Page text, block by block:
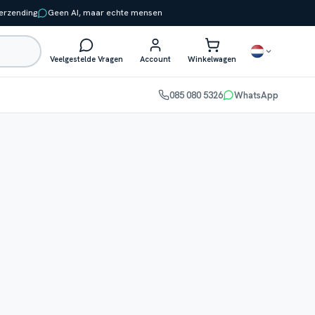
Geen AI, maar echte mensen
Veelgestelde Vragen Account Winkelwagen
085 080 5326 WhatsApp